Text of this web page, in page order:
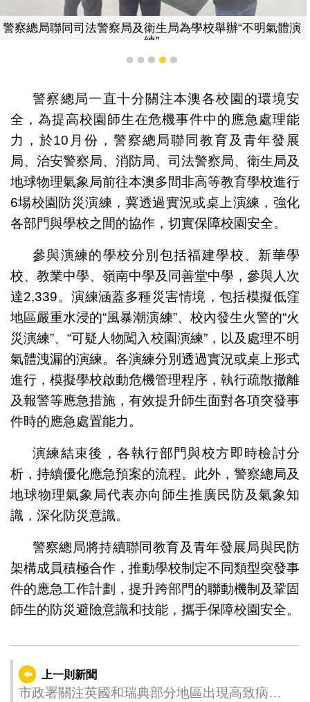
警察總局聯同司法警察局及衛生局為學校舉辦“不明氣體演
練”
1 2 3 4 5
警察總局一直十分關注本澳各校園的環境安
全，為提高校園師生在危機事件中的應急處理能
力，於10月份，警察總局聯同教育及青年發展
局、治安警察局、消防局、司法警察局、衛生局及
地球物理氣象局前往本澳多間非高等教育學校進行
6場校園防災演練，冀透過實況或桌上演練，強化
各部門與學校之間的協作，切實保障校園安全。
參與演練的學校分別包括福建學校、新華學
校、教業中學、嶺南中學及同善堂中學，參與人次
達2,339。演練涵蓋多種災害情境，包括模擬低窪
地區嚴重水浸的“風暴潮演練”、校內發生火警的“火
災演練”、“可疑人物闖入校園演練”，以及處理不明
氣體洩漏的演練。各演練分別透過實況或桌上形式
進行，模擬學校啟動危機管理程序，執行疏散撤離
及報警等應急措施，有效提升師生面對各項突發事
件時的應急處置能力。
演練結束後，各執行部門與校方即時檢討分
析，持續優化應急預案的流程。此外，警察總局及
地球物理氣象局代表亦向師生推廣民防及氣象知
識，深化防災意識。
警察總局將持續聯同教育及青年發展局與民防
架構成員積極合作，推動學校制定不同類型突發事
件的應急工作計劃，提升跨部門的聯動機制及鞏固
師生的防災避險意識和技能，攜手保障校園安全。
上一則新聞
市政署關注英國和瑞典部分地區出現高致病性